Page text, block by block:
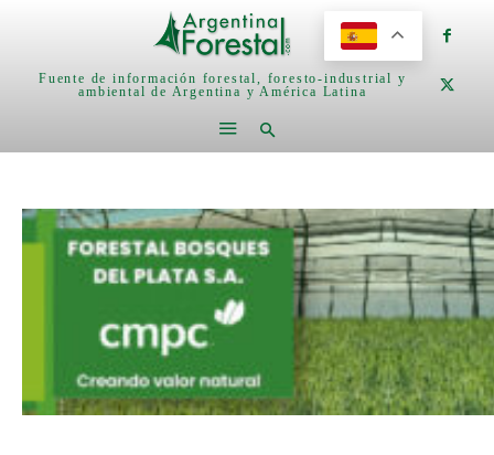
Fuente de información forestal, foresto-industrial y
ambiental de Argentina y América Latina